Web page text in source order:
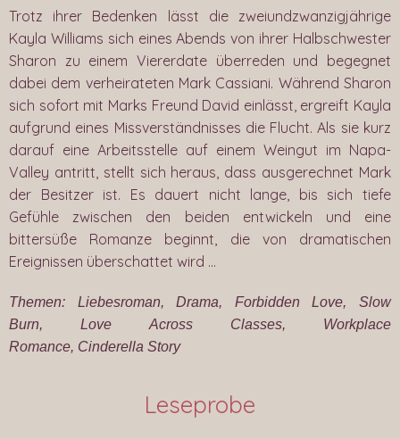
Trotz ihrer Bedenken lässt die zweiundzwanzigjährige
Kayla Williams sich eines Abends von ihrer Halbschwester
Sharon zu einem Viererdate überreden und begegnet
dabei dem verheirateten Mark Cassiani. Während Sharon
sich sofort mit Marks Freund David einlässt, ergreift Kayla
aufgrund eines Missverständnisses die Flucht. Als sie kurz
darauf eine Arbeitsstelle auf einem Weingut im Napa-
Valley antritt, stellt sich heraus, dass ausgerechnet Mark
der Besitzer ist. Es dauert nicht lange, bis sich tiefe
Gefühle zwischen den beiden entwickeln und eine
bittersüße Romanze beginnt, die von dramatischen
Ereignissen überschattet wird …
Themen: Liebesroman, Drama, Forbidden Love, Slow
Burn, Love Across Classes, Workplace
Romance, Cinderella Story
Leseprobe